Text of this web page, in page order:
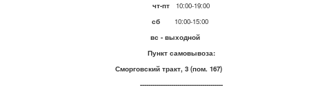
чт-пт 10:00-19:00
сб
10:00-15:00
вс - выходной
Пункт самовывоза:
Сморговский тракт, 3 (пом. 167)
----------------------------------------